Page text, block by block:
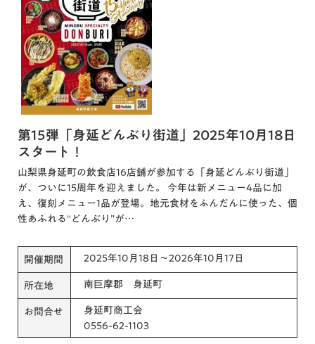
第15弾「身延どんぶり街道」2025年10月18日
スタート！
山梨県身延町の飲食店16店舗が参加する「身延どんぶり街道」
が、ついに15周年を迎えました。 今年は新メニュー4品に加
え、復刻メニュー1品が登場。地元食材をふんだんに使った、個
性あふれる“どんぶり”が…
開催期間 2025年10月18日～2026年10月17日
所在地 南巨摩郡 身延町
お問合せ
身延町商工会
0556-62-1103